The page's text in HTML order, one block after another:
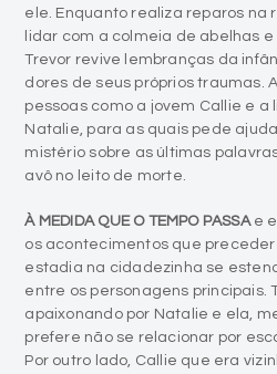
ele. Enquanto realiza reparos na
lidar com a colmeia de abelhas e
Trevor revive lembranças da
dores de seus próprios traumas.
pessoas como a jovem Callie e a
Natalie, para as quais pede
mistério sobre as últimas
avô no leito de morte.
À MEDIDA QUE O TEMPO PASSA e
os acontecimentos que
estadia na cidadezinha se
entre os personagens principais.
apaixonando por Natalie e ela,
prefere não se relacionar por
Por outro lado, Callie que era